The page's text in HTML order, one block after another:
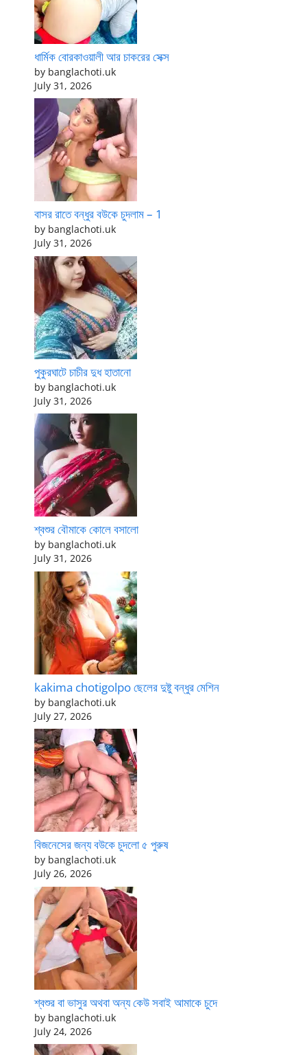
ধার্মিক বোরকাওয়ালী আর চাকরের সেক্স
by banglachoti.uk
July 31, 2026
বাসর রাতে বন্ধুর বউকে চুদলাম – 1
by banglachoti.uk
July 31, 2026
পুকুরঘাটে চাচীর দুধ হাতানো
by banglachoti.uk
July 31, 2026
শ্বশুর বৌমাকে কোলে বসালো
by banglachoti.uk
July 31, 2026
kakima chotigolpo ছেলের দুষ্টু বন্ধুর মেশিন
by banglachoti.uk
July 27, 2026
বিজনেসের জন্য বউকে চুদলো ৫ পুরুষ
by banglachoti.uk
July 26, 2026
শ্বশুর বা ভাসুর অথবা অন্য কেউ সবাই আমাকে চুদে
by banglachoti.uk
July 24, 2026